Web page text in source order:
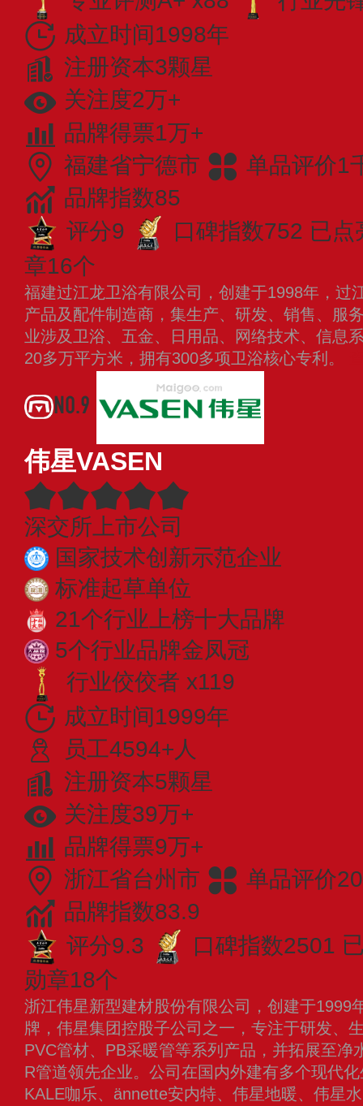
成立时间1998年
注册资本3颗星
关注度2万+
品牌得票1万+
福建省宁德市
单品评价1
品牌指数85
评分9
口碑指数752 已点
章16个
福建过江龙卫浴有限公司，创建于1998年，过
产品及配件制造商，集生产、研发、销售、服
业涉及卫浴、五金、日用品、网络技术、信息
20多万平方米，拥有300多项卫浴核心专利。
NO.9
伟星VASEN
深交所上市公司
国家技术创新示范企业
标准起草单位
21个行业上榜十大品牌
5个行业品牌金凤冠
行业佼佼者 x119
成立时间1999年
员工4594+人
注册资本5颗星
关注度39万+
品牌得票9万+
浙江省台州市
单品评价
品牌指数83.9
评分9.3
口碑指数2501
勋章18个
浙江伟星新型建材股份有限公司，创建于1999
牌，伟星集团控股子公司之一，专注于研发、
PVC管材、PB采暖管等系列产品，并拓展至净
R管道领先企业。公司在国内外建有多个现代
KALE咖乐、ännette安内特、伟星地暖、伟星